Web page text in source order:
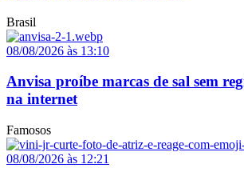
Brasil
08/08/2026 às 13:10
Anvisa proíbe marcas de sal sem
na internet
Famosos
08/08/2026 às 12:21